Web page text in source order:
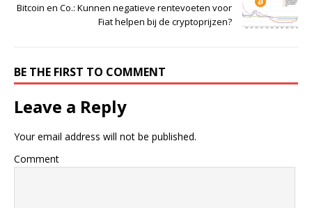
Bitcoin en Co.: Kunnen negatieve rentevoeten voor
Fiat helpen bij de cryptoprijzen?
BE THE FIRST TO COMMENT
Leave a Reply
Your email address will not be published.
Comment